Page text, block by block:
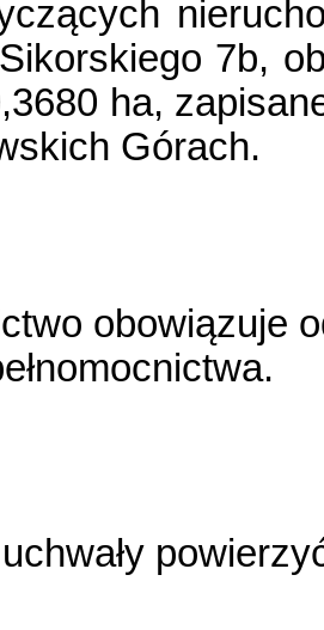
7b,
ha,
Górach.
obowiązuje